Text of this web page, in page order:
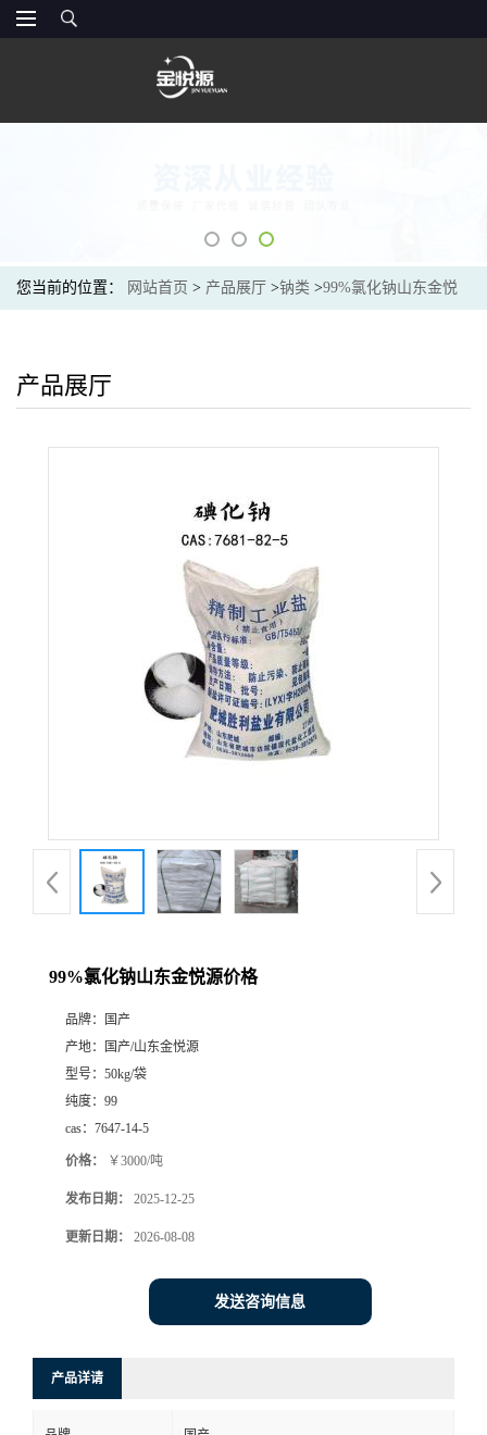
您当前的位置： 网站首页 > 产品展厅 >钠类 >99%氯化钠山东金悦
产品展厅
99%氯化钠山东金悦源价格
品牌：
国产
产地：
国产/山东金悦源
型号： 50kg/袋
纯度： 99
cas： 7647-14-5
价格： ￥3000/吨
发布日期： 2025-12-25
更新日期： 2026-08-08
发送咨询信息
产品详请